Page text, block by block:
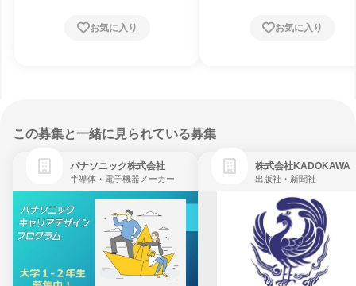
お気に入り お気に入り
この募集と一緒に見られている募集
パナソニック株式会社
半導体・電子機器メーカー
株式会社KADOKAWA
出版社・新聞社